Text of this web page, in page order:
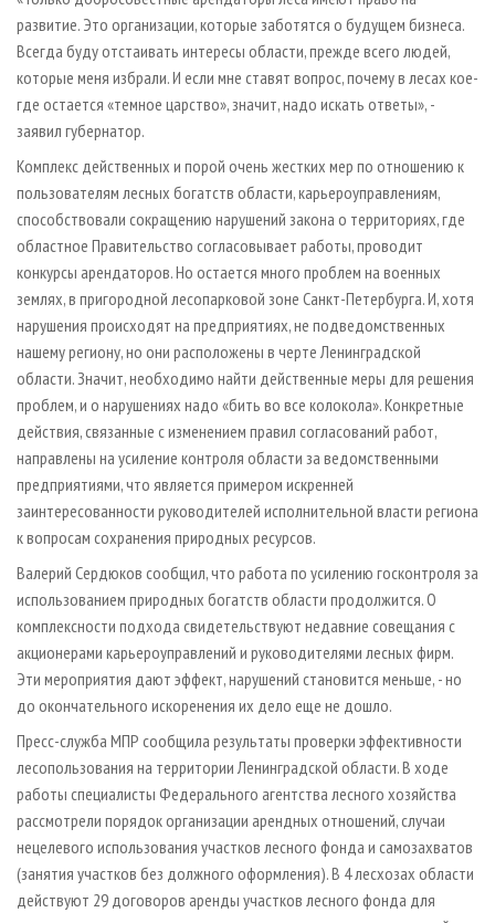
развитие. Это организации, которые заботятся о будущем бизнеса.
Всегда буду отстаивать интересы области, прежде всего людей,
которые меня избрали. И если мне ставят вопрос, почему в лесах кое-
где остается «темное царство», значит, надо искать ответы», -
заявил губернатор.
Комплекс действенных и порой очень жестких мер по отношению к
пользователям лесных богатств области, карьероуправлениям,
способствовали сокращению нарушений закона о территориях, где
областное Правительство согласовывает работы, проводит
конкурсы арендаторов. Но остается много проблем на военных
землях, в пригородной лесопарковой зоне Санкт-Петербурга. И, хотя
нарушения происходят на предприятиях, не подведомственных
нашему региону, но они расположены в черте Ленинградской
области. Значит, необходимо найти действенные меры для решения
проблем, и о нарушениях надо «бить во все колокола». Конкретные
действия, связанные с изменением правил согласований работ,
направлены на усиление контроля области за ведомственными
предприятиями, что является примером искренней
заинтересованности руководителей исполнительной власти региона
к вопросам сохранения природных ресурсов.
Валерий Сердюков сообщил, что работа по усилению госконтроля за
использованием природных богатств области продолжится. О
комплексности подхода свидетельствуют недавние совещания с
акционерами карьероуправлений и руководителями лесных фирм.
Эти мероприятия дают эффект, нарушений становится меньше, - но
до окончательного искоренения их дело еще не дошло.
Пресс-служба МПР сообщила результаты проверки эффективности
лесопользования на территории Ленинградской области. В ходе
работы специалисты Федерального агентства лесного хозяйства
рассмотрели порядок организации арендных отношений, случаи
нецелевого использования участков лесного фонда и самозахватов
(занятия участков без должного оформления). В 4 лесхозах области
действуют 29 договоров аренды участков лесного фонда для